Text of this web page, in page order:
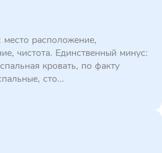
расположение,
чистота. Единственный минус:
кровать, по факту
сто...